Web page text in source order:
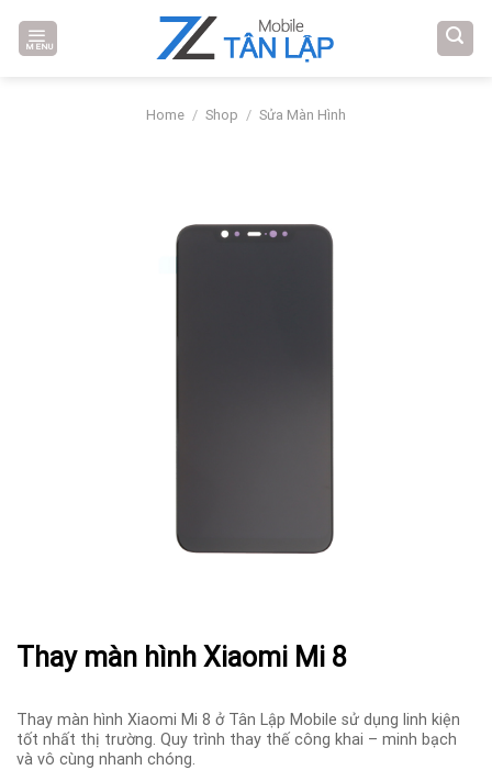
MENU
Home / Shop / Sửa Màn Hình
Thay màn hình Xiaomi Mi 8
Thay màn hình Xiaomi Mi 8 ở Tân Lập Mobile sử dụng linh kiện
tốt nhất thị trường. Quy trình thay thế công khai – minh bạch
và vô cùng nhanh chóng.